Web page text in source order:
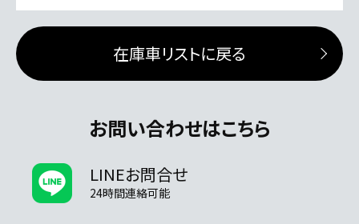
在庫車リストに戻る
お問い合わせはこちら
LINEお問合せ
24時間連絡可能